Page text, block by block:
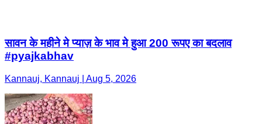
सावन के महीने मे प्याज़ के भाव मे हुआ 200 रूपए का बदलाव
#pyajkabhav
Kannauj, Kannauj | Aug 5, 2026